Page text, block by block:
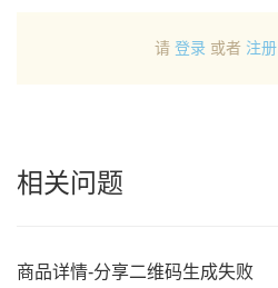
请 登录 或者 注册
相关问题
商品详情-分享二维码生成失败